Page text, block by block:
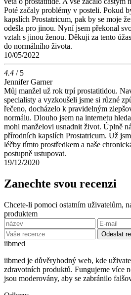
Poté začaly problémy v posteli. Pokud
kapslích Prostatricum, pak by se moje
odešla pro jinou. Nyní jsem překonal
vztah s jinou ženou. Děkuji za tento
do normálního života.
10/05/2022
4.4 / 5
Jennifer Garner
Můj manžel už rok trpí prostatitidou.
specialisty a vyzkoušeli jsme si různé
řečeno, docházelo k pravidelným
normálu. Dlouho jsem na internetu
mohl manželovi usnadnit život. Úplně
přírodních kapslích Prostatricum. Už
léčby tímto prostředkem a naše
postupně ustupovat.
19/12/2020
Zanechte svou recenzi
Chcete-li pomoci ostatním uživatelům,
produktem
Odeslat
iibmed
iibmed je důvěryhodný web, kde
zdravotních produktů. Fungujeme více
jsou moderovány, aby se zabránilo